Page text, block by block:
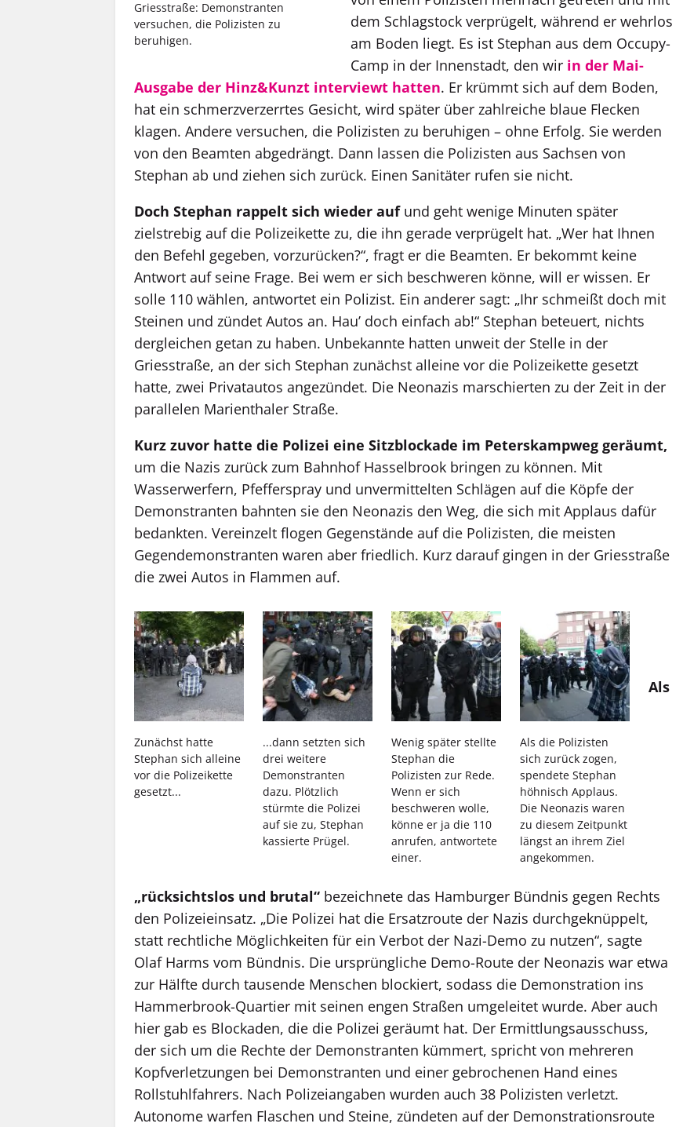
Griesstraße: Demonstranten
versuchen, die Polizisten zu
beruhigen.
dem Schlagstock verprügelt, während er wehrlos
am Boden liegt. Es ist Stephan aus dem Occupy-
Camp in der Innenstadt, den wir in der Mai-
Ausgabe der Hinz&Kunzt interviewt hatten. Er krümmt sich auf dem Boden,
hat ein schmerzverzerrtes Gesicht, wird später über zahlreiche blaue Flecken
klagen. Andere versuchen, die Polizisten zu beruhigen – ohne Erfolg. Sie werden
von den Beamten abgedrängt. Dann lassen die Polizisten aus Sachsen von
Stephan ab und ziehen sich zurück. Einen Sanitäter rufen sie nicht.
Doch Stephan rappelt sich wieder aufund geht wenige Minuten später
zielstrebig auf die Polizeikette zu, die ihn gerade verprügelt hat. „Wer hat Ihnen
den Befehl gegeben, vorzurücken?“, fragt er die Beamten. Er bekommt keine
Antwort auf seine Frage. Bei wem er sich beschweren könne, will er wissen. Er
solle 110 wählen, antwortet ein Polizist. Ein anderer sagt: „Ihr schmeißt doch mit
Steinen und zündet Autos an. Hau’ doch einfach ab!“ Stephan beteuert, nichts
dergleichen getan zu haben. Unbekannte hatten unweit der Stelle in der
Griesstraße, an der sich Stephan zunächst alleine vor die Polizeikette gesetzt
hatte, zwei Privatautos angezündet. Die Neonazis marschierten zu der Zeit in der
parallelen Marienthaler Straße.
Kurz zuvor hatte die Polizei eine Sitzblockade im Peterskampweg geräumt,
um die Nazis zurück zum Bahnhof Hasselbrook bringen zu können. Mit
Wasserwerfern, Pfefferspray und unvermittelten Schlägen auf die Köpfe der
Demonstranten bahnten sie den Neonazis den Weg, die sich mit Applaus dafür
bedankten. Vereinzelt flogen Gegenstände auf die Polizisten, die meisten
Gegendemonstranten waren aber friedlich. Kurz darauf gingen in der Griesstraße
die zwei Autos in Flammen auf.
Zunächst hatte
Stephan sich alleine
vor die Polizeikette
gesetzt...
...dann setzten sich
drei weitere
Demonstranten
dazu. Plötzlich
stürmte die Polizei
auf sie zu, Stephan
kassierte Prügel.
Wenig später stellte
Stephan die
Polizisten zur Rede.
Wenn er sich
beschweren wolle,
könne er ja die 110
anrufen, antwortete
einer.
Als die Polizisten
sich zurück zogen,
spendete Stephan
höhnisch Applaus.
Die Neonazis waren
zu diesem Zeitpunkt
längst an ihrem Ziel
angekommen.
Als
„rücksichtslos und brutal“ bezeichnete das Hamburger Bündnis gegen Rechts
den Polizeieinsatz. „Die Polizei hat die Ersatzroute der Nazis durchgeknüppelt,
statt rechtliche Möglichkeiten für ein Verbot der Nazi-Demo zu nutzen“, sagte
Olaf Harms vom Bündnis. Die ursprüngliche Demo-Route der Neonazis war etwa
zur Hälfte durch tausende Menschen blockiert, sodass die Demonstration ins
Hammerbrook-Quartier mit seinen engen Straßen umgeleitet wurde. Aber auch
hier gab es Blockaden, die die Polizei geräumt hat. Der Ermittlungsausschuss,
der sich um die Rechte der Demonstranten kümmert, spricht von mehreren
Kopfverletzungen bei Demonstranten und einer gebrochenen Hand eines
Rollstuhlfahrers. Nach Polizeiangaben wurden auch 38 Polizisten verletzt.
Autonome warfen Flaschen und Steine, zündeten auf der Demonstrationsroute